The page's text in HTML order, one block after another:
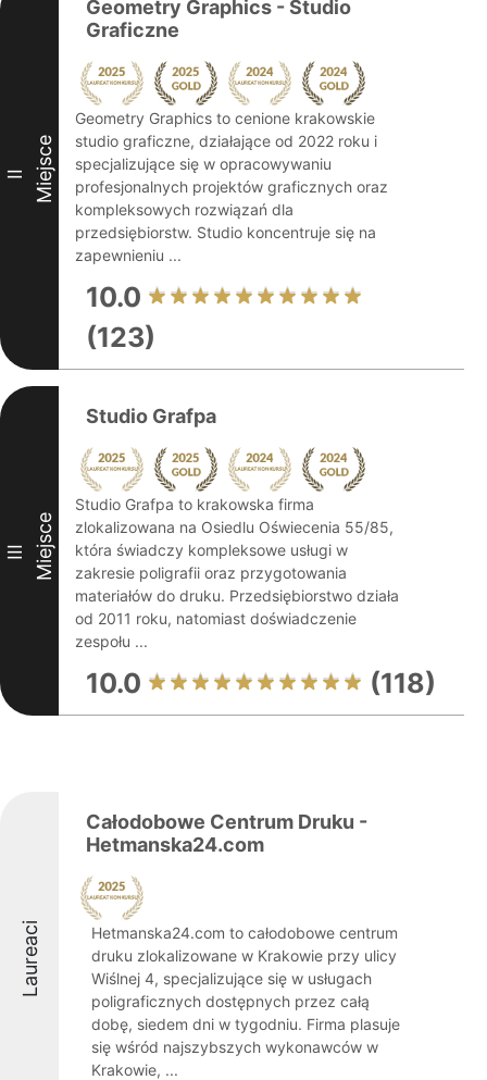
II Miejsce
Geometry Graphics - Studio
Graficzne
Geometry Graphics to cenione krakowskie
studio graficzne, działające od 2022 roku i
specjalizujące się w opracowywaniu
profesjonalnych projektów graficznych oraz
kompleksowych rozwiązań dla
przedsiębiorstw. Studio koncentruje się na
zapewnieniu ...
10.0
(123)
III Miejsce
Studio Grafpa
Studio Grafpa to krakowska firma
zlokalizowana na Osiedlu Oświecenia 55/85,
która świadczy kompleksowe usługi w
zakresie poligrafii oraz przygotowania
materiałów do druku. Przedsiębiorstwo działa
od 2011 roku, natomiast doświadczenie
zespołu ...
10.0 (118)
Laureaci
Całodobowe Centrum Druku -
Hetmanska24.com
Hetmanska24.com to całodobowe centrum
druku zlokalizowane w Krakowie przy ulicy
Wiślnej 4, specjalizujące się w usługach
poligraficznych dostępnych przez całą
dobę, siedem dni w tygodniu. Firma plasuje
się wśród najszybszych wykonawców w
Krakowie, ...